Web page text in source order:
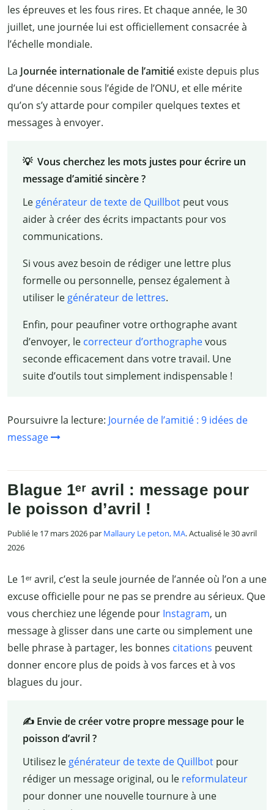
les épreuves et les fous rires. Et chaque année, le 30
juillet, une journée lui est officiellement consacrée à
l’échelle mondiale.
La Journée internationale de l’amitié existe depuis plus
d’une décennie sous l’égide de l’ONU, et elle mérite
qu’on s’y attarde pour compiler quelques textes et
messages à envoyer.
💡 Vous cherchez les mots justes pour écrire un
message d’amitié sincère ?
Legénérateur de texte de Quillbotpeut vous
aider à créer des écrits impactants pour vos
communications.
Si vous avez besoin de rédiger une lettre plus
formelle ou personnelle, pensez également à
utiliser le générateur de lettres.
Enfin, pour peaufiner votre orthographe avant
d’envoyer, lecorrecteur d’orthographevous
seconde efficacement dans votre travail. Une
suite d’outils tout simplement indispensable !
Poursuivre la lecture: Journée de l’amitié : 9 idées de
message
Blague 1ᵉʳ avril : message pour
le poisson d’avril !
Publié le 17 mars 2026 par Mallaury Le peton, MA. Actualisé le 30 avril
2026
Le 1ᵉʳ avril, c’est la seule journée de l’année où l’on a une
excuse officielle pour ne pas se prendre au sérieux. Que
vous cherchiez une légende pour Instagram, un
message à glisser dans une carte ou simplement une
belle phrase à partager, les bonnes citations peuvent
donner encore plus de poids à vos farces et à vos
blagues du jour.
✍️ Envie de créer votre propre message pour le
poisson d’avril ?
Utilisez legénérateur de texte de Quillbotpour
rédiger un message original, ou lereformulateur
pour donner une nouvelle tournure à une